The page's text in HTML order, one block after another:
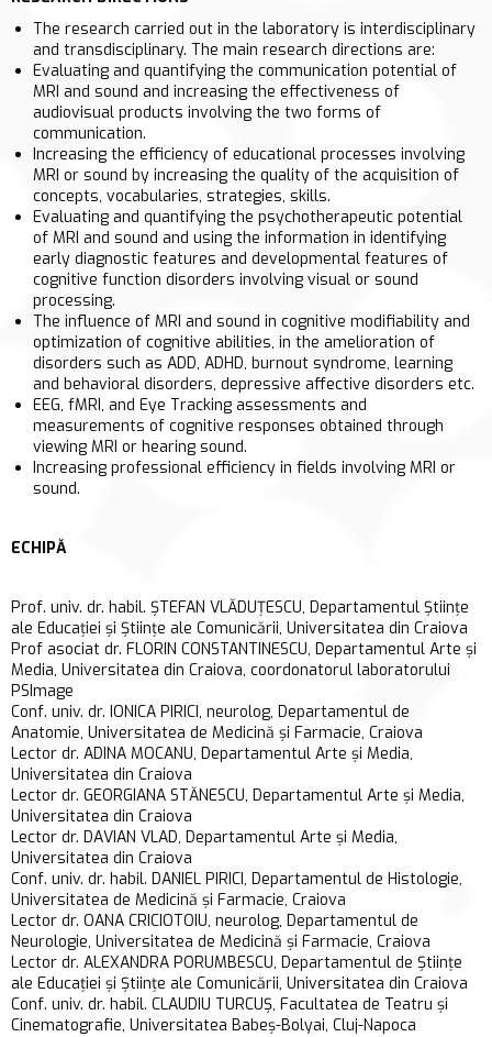
The research carried out in the laboratory is interdisciplinary
and transdisciplinary. The main research directions are:
Evaluating and quantifying the communication potential of
MRI and sound and increasing the effectiveness of
audiovisual products involving the two forms of
communication.
Increasing the efficiency of educational processes involving
MRI or sound by increasing the quality of the acquisition of
concepts, vocabularies, strategies, skills.
Evaluating and quantifying the psychotherapeutic potential
of MRI and sound and using the information in identifying
early diagnostic features and developmental features of
cognitive function disorders involving visual or sound
processing.
The influence of MRI and sound in cognitive modifiability and
optimization of cognitive abilities, in the amelioration of
disorders such as ADD, ADHD, burnout syndrome, learning
and behavioral disorders, depressive affective disorders etc.
EEG, fMRI, and Eye Tracking assessments and
measurements of cognitive responses obtained through
viewing MRI or hearing sound.
Increasing professional efficiency in fields involving MRI or
sound.
ECHIPĂ
Prof. univ. dr. habil. ȘTEFAN VLĂDUȚESCU, Departamentul Științe
ale Educației și Științe ale Comunicării, Universitatea din Craiova
Prof asociat dr. FLORIN CONSTANTINESCU, Departamentul Arte și
Media, Universitatea din Craiova, coordonatorul laboratorului
PSImage
Conf. univ. dr. IONICA PIRICI, neurolog, Departamentul de
Anatomie, Universitatea de Medicină și Farmacie, Craiova
Lector dr. ADINA MOCANU, Departamentul Arte și Media,
Universitatea din Craiova
Lector dr. GEORGIANA STĂNESCU, Departamentul Arte și Media,
Universitatea din Craiova
Lector dr. DAVIAN VLAD, Departamentul Arte și Media,
Universitatea din Craiova
Conf. univ. dr. habil. DANIEL PIRICI, Departamentul de Histologie,
Universitatea de Medicină și Farmacie, Craiova
Lector dr. OANA CRICIOTOIU, neurolog, Departamentul de
Neurologie, Universitatea de Medicină și Farmacie, Craiova
Lector dr. ALEXANDRA PORUMBESCU, Departamentul de Științe
ale Educației și Științe ale Comunicării, Universitatea din Craiova
Conf. univ. dr. habil. CLAUDIU TURCUȘ, Facultatea de Teatru și
Cinematografie, Universitatea Babeș-Bolyai, Cluj-Napoca